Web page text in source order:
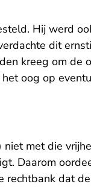
Hij werd
dit
kreeg om de
oog op
met die
Daarom
rechtbank dat de